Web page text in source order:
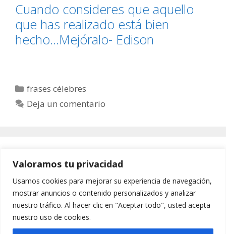
Valoramos tu privacidad
Usamos cookies para mejorar su experiencia de navegación,
mostrar anuncios o contenido personalizados y analizar
nuestro tráfico. Al hacer clic en "Aceptar todo", usted acepta
nuestro uso de cookies.
Cuando consideres que aquello
que has realizado está bien
hecho…Mejóralo- Edison
Categorías
frases célebres
Deja un comentario
Página
1 Siguiente →
Aviso Legal-Política de privacidad
Contacto